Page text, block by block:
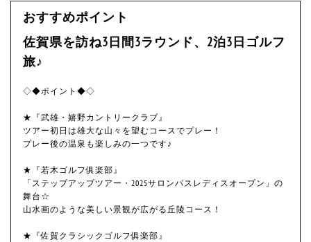
おすすめポイント
佐賀県を訪ね3日間3ラウンド、2泊3日ゴルフ
旅♪
◇◆ポイント◆◇
★『武雄・嬉野カントリークラブ』
ツアー初日は雄大な山々を望むコースでプレー！
プレー後の温泉も楽しみの一つです♪
★『若木ゴルフ俱楽部』
「ステップアップツアー・2025サロンパスレディスオープン」の
舞台☆
山水画のような美しい景観が広がる丘陵コース！
★『佐賀クラシックゴルフ俱楽部』